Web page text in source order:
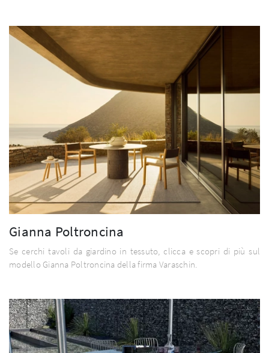
Gianna Poltroncina
Se cerchi tavoli da giardino in tessuto, clicca e scopri di più sul
modello Gianna Poltroncina della firma Varaschin.